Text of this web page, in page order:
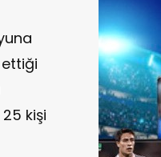
kişi